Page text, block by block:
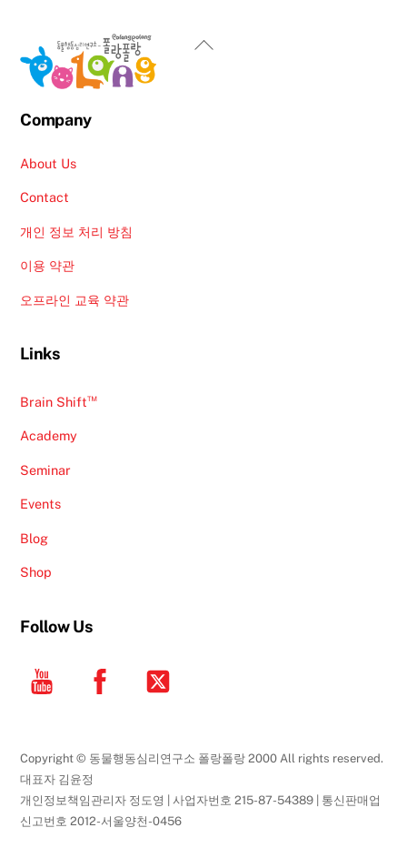
Back
Company
About Us
Contact
개인 정보 처리 방침
이용 약관
오프라인 교육 약관
Links
Brain Shift™
Academy
Seminar
Events
Blog
Shop
Follow Us
YouTube Facebook
Copyright © 동물행동심리연구소 폴랑폴랑 2000 All rights reserved.
대표자 김윤정
개인정보책임관리자 정도영 | 사업자번호 215-87-54389 | 통신판매업
신고번호 2012-서울양천-0456